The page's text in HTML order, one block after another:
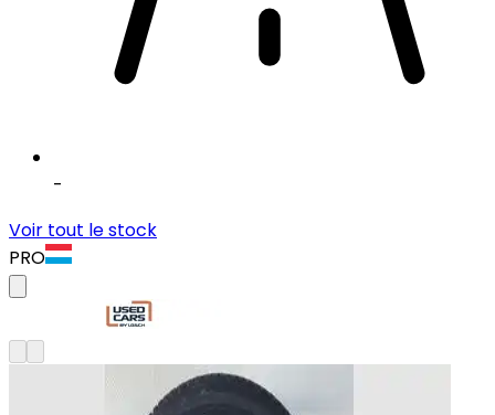
-
Voir tout le stock
PRO